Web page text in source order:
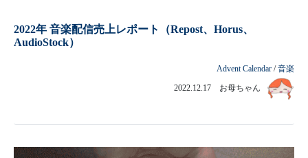
2022年 音楽配信売上レポート（Repost、Horus、
AudioStock）
Advent Calendar /音楽
2022.12.17 お母ちゃん